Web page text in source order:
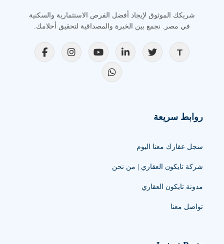
شريكك الموثوق لإيجاد أفضل الفرص الاستثمارية والسكنية
في مصر. نجمع بين الخبرة والمصداقية لتحقيق أحلامك.
روابط سريعة
سجل عقارك معنا اليوم
شركة تايكون العقاري | من نحن
مدونة تايكون العقاري
تواصل معنا